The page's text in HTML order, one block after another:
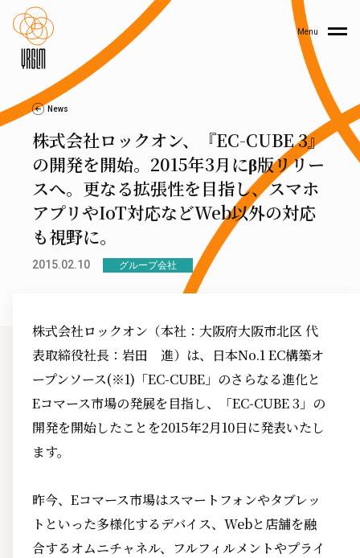
Menu
News
株式会社ロックオン、『EC-CUBE 3』
の開発を開始。2015年3月にβ版リリー
スへ。更なる拡張性を目指し、スマホ
アプリやIoT対応などWeb以外の対応
も視野に。
2015.02.10 グループ会社
株式会社ロックオン（本社：大阪府大阪市北区 代
表取締役社長：岩田 進）は、日本No.1 EC構築オ
ープンソース(※1)「EC-CUBE」のさらなる進化と
Eコマース市場の発展を目指し、「EC-CUBE 3」の
開発を開始したことを2015年2月10日に発表いたし
ます。
昨今、Eコマース市場はスマートフォンやタブレッ
トといった多様化するデバイス、Webと店舗を融
合するオムニチャネル、フルフィルメントやプライ